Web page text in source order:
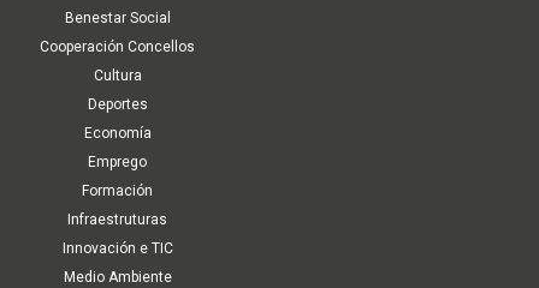
Benestar Social
Cooperación Concellos
Cultura
Deportes
Economía
Emprego
Formación
Infraestruturas
Innovación e TIC
Medio Ambiente